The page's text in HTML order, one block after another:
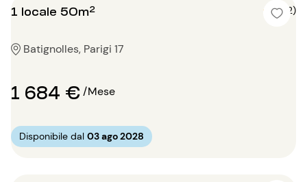
1 locale 50m² 4 (2)
Batignolles, Parigi 17
1 684 €/Mese
Disponibile dal 03 ago 2028